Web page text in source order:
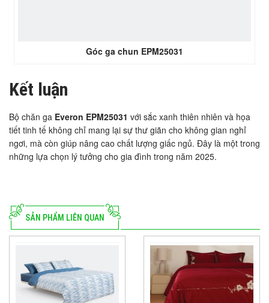
Góc ga chun EPM25031
Kết luận
Bộ chăn ga Everon EPM25031 với sắc xanh thiên nhiên và họa
tiết tinh tế không chỉ mang lại sự thư giãn cho không gian nghỉ
ngơi, mà còn giúp nâng cao chất lượng giấc ngủ. Đây là một trong
những lựa chọn lý tưởng cho gia đình trong năm 2025.
SẢN PHẨM LIÊN QUAN